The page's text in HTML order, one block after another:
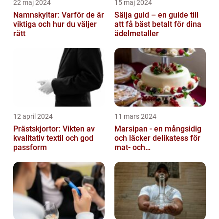
22 maj 2024
Namnskyltar: Varför de är
viktiga och hur du väljer
rätt
15 maj 2024
Sälja guld – en guide till
att få bäst betalt för dina
ädelmetaller
12 april 2024
Prästskjortor: Vikten av
kvalitativ textil och god
passform
11 mars 2024
Marsipan - en mångsidig
och läcker delikatess för
mat- och